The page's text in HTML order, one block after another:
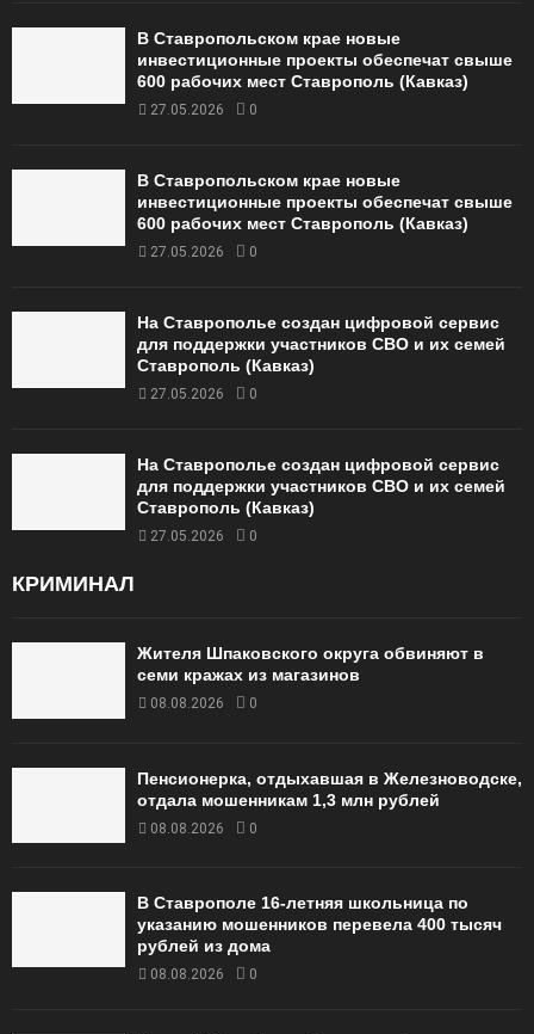
В Ставропольском крае новые
инвестиционные проекты обеспечат свыше
600 рабочих мест Ставрополь (Кавказ)
27.05.2026 0
В Ставропольском крае новые
инвестиционные проекты обеспечат свыше
600 рабочих мест Ставрополь (Кавказ)
27.05.2026 0
На Ставрополье создан цифровой сервис
для поддержки участников СВО и их семей
Ставрополь (Кавказ)
27.05.2026 0
На Ставрополье создан цифровой сервис
для поддержки участников СВО и их семей
Ставрополь (Кавказ)
27.05.2026 0
КРИМИНАЛ
Жителя Шпаковского округа обвиняют в
семи кражах из магазинов
08.08.2026 0
Пенсионерка, отдыхавшая в Железноводске,
отдала мошенникам 1,3 млн рублей
08.08.2026 0
В Ставрополе 16-летняя школьница по
указанию мошенников перевела 400 тысяч
рублей из дома
08.08.2026 0